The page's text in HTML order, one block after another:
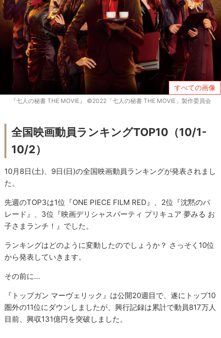
すべての画像
『七人の秘書 THE MOVIE』 ©2022「七人の秘書 THE MOVIE」製作委員会
全国映画動員ランキングTOP10（10/1-
10/2）
10月8日(土)、9日(日)の全国映画動員ランキングが発表されまし
た。
先週のTOP3は1位『ONE PIECE FILM RED』、2位『沈黙のパ
レード』、3位『映画デリシャスパーティ プリキュア 夢みる お
子さまランチ！』でした。
ランキングはどのように変動したのでしょうか？ さっそく10位
から発表していきます。
その前に…
『トップガン マーヴェリック』は公開20週目で、遂にトップ10
圏外の11位にダウンしましたが、興行記録は累計で動員817万人
目前、興収131億円を突破しました。